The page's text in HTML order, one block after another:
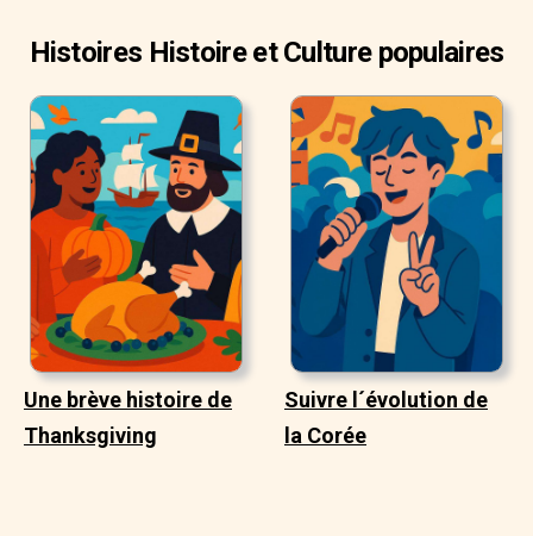
Histoires Histoire et Culture populaires
Une brève histoire de
Thanksgiving
Suivre l´évolution de
la Corée